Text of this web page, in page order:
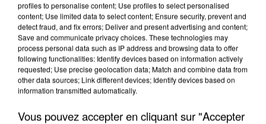
profiles to personalise content; Use profiles to select personalised
content; Use limited data to select content; Ensure security, prevent and
detect fraud, and fix errors; Deliver and present advertising and content;
Save and communicate privacy choices. These technologies may
process personal data such as IP address and browsing data to offer
following functionalities: Identify devices based on information actively
requested; Use precise geolocation data; Match and combine data from
other data sources; Link different devices; Identify devices based on
information transmitted automatically.
Vous pouvez accepter en cliquant sur "Accepter